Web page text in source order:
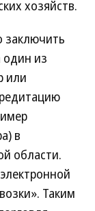
хозяйств.
заключить
один из
или
в
области.
Таким